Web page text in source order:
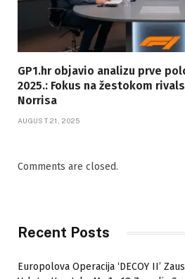
GP1.hr objavio analizu prve
2025.: Fokus na žestokom
Norrisa
AUGUST 21, 2025
Comments are closed.
Recent Posts
Europolova Operacija ‘DECOY II’